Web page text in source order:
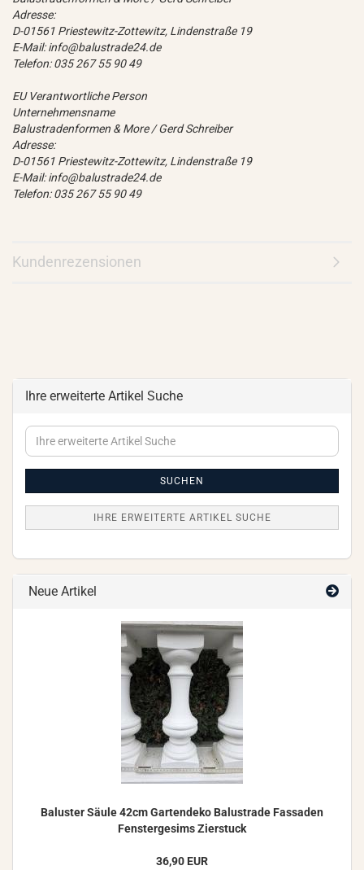
Adresse:
D-01561 Priestewitz-Zottewitz, Lindenstraße 19
E-Mail: info@balustrade24.de
Telefon: 035 267 55 90 49
EU Verantwortliche Person
Unternehmensname
Balustradenformen & More / Gerd Schreiber
Adresse:
D-01561 Priestewitz-Zottewitz, Lindenstraße 19
E-Mail: info@balustrade24.de
Telefon: 035 267 55 90 49
Kundenrezensionen
Ihre erweiterte Artikel Suche
Ihre
erweiterte
SUCHEN
IHRE ERWEITERTE ARTIKEL SUCHE
Neue Artikel
Ba­lus­ter Säule 42cm Gar­ten­de­ko Ba­lus­tra­de Fas­sa­den
Fens­ter­ge­sims Zier­stuck
36,90 EUR